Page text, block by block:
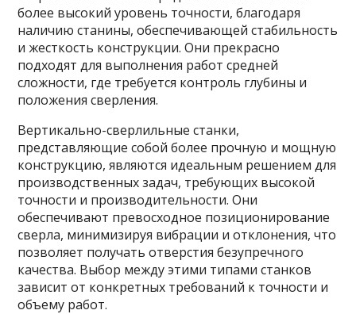
более высокий уровень точности, благодаря
наличию станины, обеспечивающей стабильность
и жесткость конструкции. Они прекрасно
подходят для выполнения работ средней
сложности, где требуется контроль глубины и
положения сверления.
Вертикально-сверлильные станки,
представляющие собой более прочную и мощную
конструкцию, являются идеальным решением для
производственных задач, требующих высокой
точности и производительности. Они
обеспечивают превосходное позиционирование
сверла, минимизируя вибрации и отклонения, что
позволяет получать отверстия безупречного
качества. Выбор между этими типами станков
зависит от конкретных требований к точности и
объему работ.